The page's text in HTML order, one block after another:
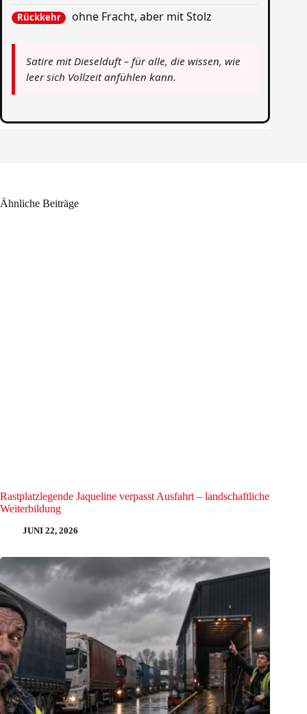
Rückkehr ohne Fracht, aber mit Stolz
Satire mit Dieselduft – für alle, die wissen, wie
leer sich Vollzeit anfühlen kann.
Ähnliche Beiträge
Rastplatzlegende Jaqueline verpasst Ausfahrt – landschaftliche
Weiterbildung
JUNI 22, 2026